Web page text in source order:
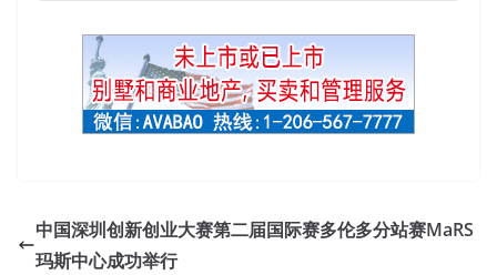
中国深圳创新创业大赛第二届国际赛多伦多分站赛MaRS
玛斯中心成功举行